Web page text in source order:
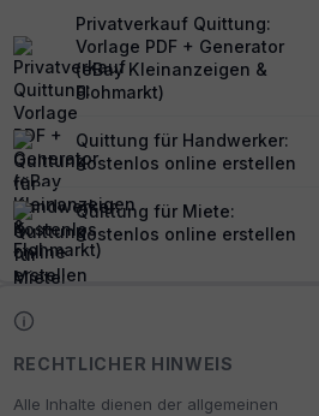
Privatverkauf Quittung:
Vorlage PDF + Generator
(eBay Kleinanzeigen &
Flohmarkt)
Quittung für Handwerker:
Kostenlos online erstellen
Quittung für Miete:
Kostenlos online erstellen
RECHTLICHER HINWEIS
Alle Inhalte dienen der allgemeinen